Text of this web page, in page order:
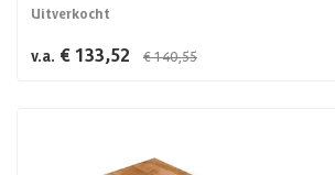
Uitverkocht
v.a. € 133,52 € 140,55